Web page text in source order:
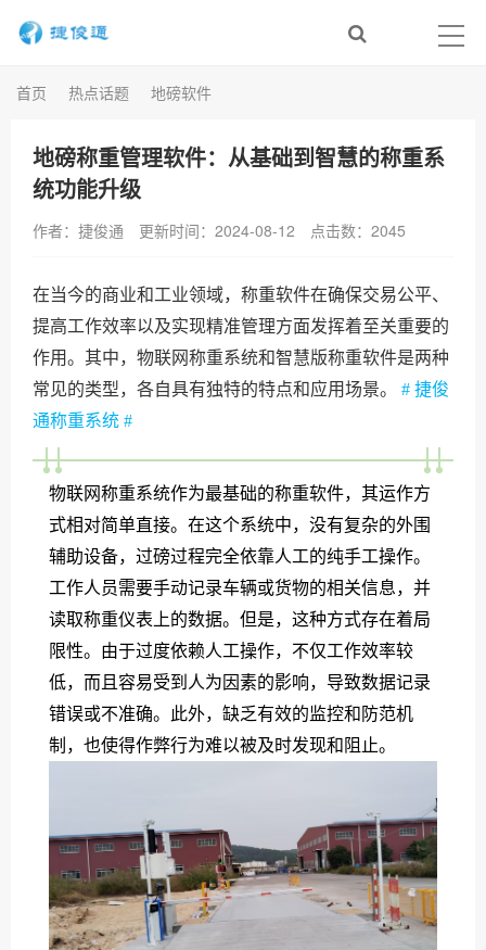
首页 热点话题 地磅软件
地磅称重管理软件：从基础到智慧的称重系
统功能升级
作者：捷俊通 更新时间：2024-08-12 点击数： 2045
在当今的商业和工业领域，称重软件在确保交易公平、
提高工作效率以及实现精准管理方面发挥着至关重要的
作用。其中，物联网称重系统和智慧版称重软件是两种
常见的类型，各自具有独特的特点和应用场景。 # 捷俊
通称重系统 #
物联网称重系统作为最基础的称重软件，其运作方
式相对简单直接。在这个系统中，没有复杂的外围
辅助设备，过磅过程完全依靠人工的纯手工操作。
工作人员需要手动记录车辆或货物的相关信息，并
读取称重仪表上的数据。但是，这种方式存在着局
限性。由于过度依赖人工操作，不仅工作效率较
低，而且容易受到人为因素的影响，导致数据记录
错误或不准确。此外，缺乏有效的监控和防范机
制，也使得作弊行为难以被及时发现和阻止。